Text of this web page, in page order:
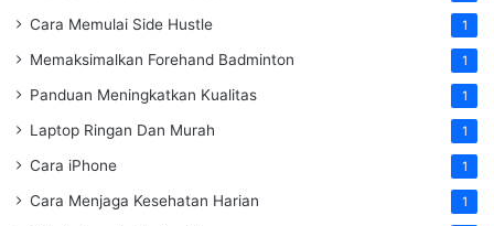
Cara Memulai Side Hustle 1
Memaksimalkan Forehand Badminton 1
Panduan Meningkatkan Kualitas 1
Laptop Ringan Dan Murah 1
Cara iPhone 1
Cara Menjaga Kesehatan Harian 1